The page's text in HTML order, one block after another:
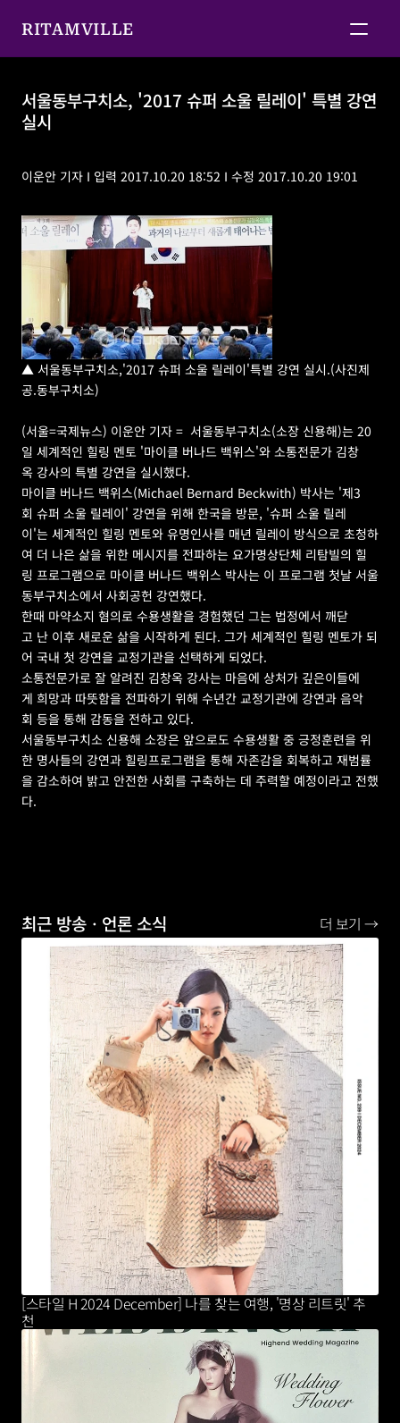
RITAMVILLE
서울동부구치소, '2017 슈퍼 소울 릴레이' 특별 강연
실시
이운안 기자 I 입력 2017.10.20 18:52 I 수정 2017.10.20 19:01
▲ 서울동부구치소,'2017 슈퍼 소울 릴레이'특별 강연 실시.(사진제
공.동부구치소)
(서울=국제뉴스) 이운안 기자 =  서울동부구치소(소장 신용해)는 20
일 세계적인 힐링 멘토 '마이클 버나드 백위스'와 소통전문가 김창
옥 강사의 특별 강연을 실시했다.
마이클 버나드 백위스(Michael Bernard Beckwith) 박사는 '제3
회 슈퍼 소울 릴레이' 강연을 위해 한국을 방문, '슈퍼 소울 릴레
이'는 세계적인 힐링 멘토와 유명인사를 매년 릴레이 방식으로 초청하
여 더 나은 삶을 위한 메시지를 전파하는 요가명상단체 리탐빌의 힐
링 프로그램으로 마이클 버나드 백위스 박사는 이 프로그램 첫날 서울
동부구치소에서 사회공헌 강연했다.
한때 마약소지 혐의로 수용생활을 경험했던 그는 법정에서 깨닫
고 난 이후 새로운 삶을 시작하게 된다. 그가 세계적인 힐링 멘토가 되
어 국내 첫 강연을 교정기관을 선택하게 되었다.
소통전문가로 잘 알려진 김창옥 강사는 마음에 상처가 깊은이들에
게 희망과 따뜻함을 전파하기 위해 수년간 교정기관에 강연과 음악
회 등을 통해 감동을 전하고 있다.
서울동부구치소 신용해 소장은 앞으로도 수용생활 중 긍정훈련을 위
한 명사들의 강연과 힐링프로그램을 통해 자존감을 회복하고 재범률
을 감소하여 밝고 안전한 사회를 구축하는 데 주력할 예정이라고 전했
다.
최근 방송ㆍ언론 소식 더 보기 →
[스타일 H 2024 December] 나를 찾는 여행, '명상 리트릿' 추
천